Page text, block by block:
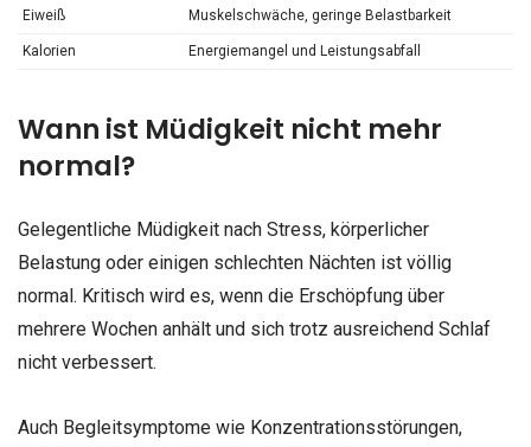
Eiweiß Muskelschwäche, geringe Belastbarkeit
Kalorien Energiemangel und Leistungsabfall
Wann ist Müdigkeit nicht mehr
normal?
Gelegentliche Müdigkeit nach Stress, körperlicher
Belastung oder einigen schlechten Nächten ist völlig
normal. Kritisch wird es, wenn die Erschöpfung über
mehrere Wochen anhält und sich trotz ausreichend Schlaf
nicht verbessert.
Auch Begleitsymptome wie Konzentrationsstörungen,